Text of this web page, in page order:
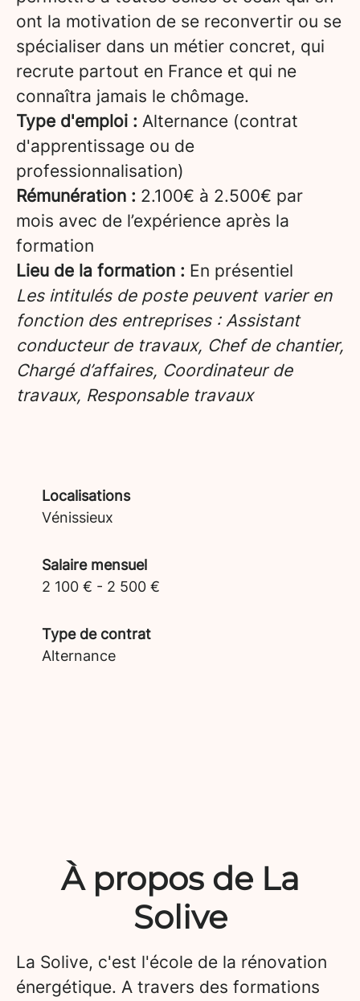
ont la motivation de se reconvertir ou se
spécialiser dans un métier concret, qui
recrute partout en France et qui ne
connaîtra jamais le chômage.
Type d'emploi : Alternance (contrat
d'apprentissage ou de
professionnalisation)
Rémunération : 2.100€ à 2.500€ par
mois avec de l’expérience après la
formation
Lieu de la formation : En présentiel
Les intitulés de poste peuvent varier en
fonction des entreprises : Assistant
conducteur de travaux, Chef de chantier,
Chargé d’affaires, Coordinateur de
travaux, Responsable travaux
Localisations
Vénissieux
Salaire mensuel
2 100 € - 2 500 €
Type de contrat
Alternance
À propos de La
Solive
La Solive, c'est l'école de la rénovation
énergétique. A travers des formations